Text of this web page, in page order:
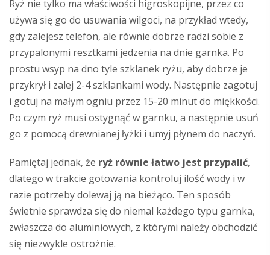
Ryż nie tylko ma właściwości higroskopijne, przez co
używa się go do usuwania wilgoci, na przykład wtedy,
gdy zalejesz telefon, ale równie dobrze radzi sobie z
przypalonymi resztkami jedzenia na dnie garnka. Po
prostu wsyp na dno tyle szklanek ryżu, aby dobrze je
przykrył i zalej 2-4 szklankami wody. Następnie zagotuj
i gotuj na małym ogniu przez 15-20 minut do miękkości.
Po czym ryż musi ostygnąć w garnku, a następnie usuń
go z pomocą drewnianej łyżki i umyj płynem do naczyń.
Pamiętaj jednak, że ryż równie łatwo jest przypalić,
dlatego w trakcie gotowania kontroluj ilość wody i w
razie potrzeby dolewaj ją na bieżąco. Ten sposób
świetnie sprawdza się do niemal każdego typu garnka,
zwłaszcza do aluminiowych, z którymi należy obchodzić
się niezwykle ostrożnie.